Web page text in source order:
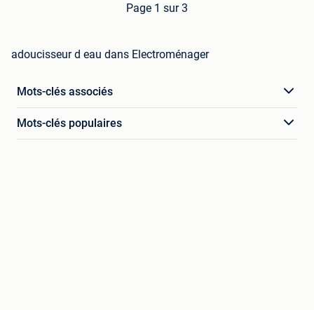
Page 1 sur 3
adoucisseur d eau dans Electroménager
Mots-clés associés
Mots-clés populaires